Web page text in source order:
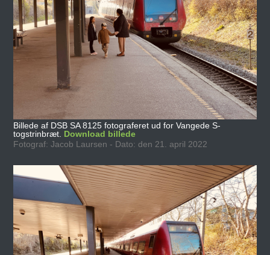
Billede af DSB SA 8125 fotograferet ud for Vangede S-
togstrinbræt. Download billede
Fotograf: Jacob Laursen - Dato: den 21. april 2022